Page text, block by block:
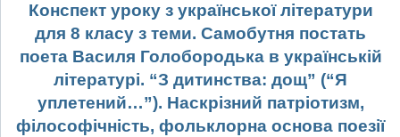
Конспект уроку з української літератури
для 8 класу з теми. Самобутня постать
поета Василя Голобородька в українській
літературі. “З дитинства: дощ” (“Я
уплетений…”). Наскрізний патріотизм,
філософічність, фольклорна основа поезії